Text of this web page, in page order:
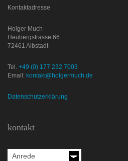
Kontaktadresse
Holger Much
Heubergstrasse 66
72461 Albstadt
Tel. +49 (0) 177 232 7003
Email: kontakt@holgermuch.de
Datenschutzerklärung
kontakt